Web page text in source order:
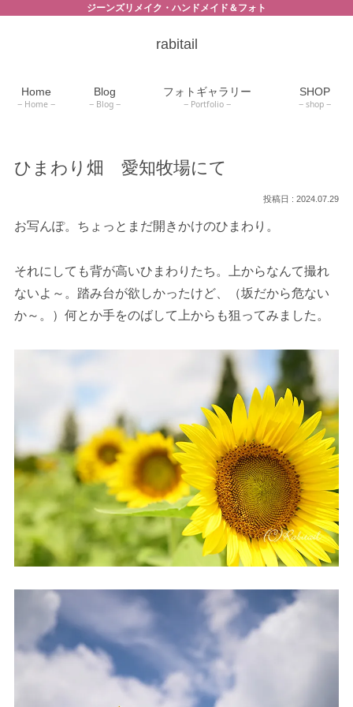
ジーンズリメイク・ハンドメイド＆フォト
rabitail
Home
Home
Blog
Blog
フォトギャラリー
Portfolio
SHOP
shop
ひまわり畑 愛知牧場にて
2024.07.29
お写んぽ。ちょっとまだ開きかけのひまわり。
それにしても背が高いひまわりたち。上からなんて撮れ
ないよ～。踏み台が欲しかったけど、（坂だから危ない
か～。）何とか手をのばして上からも狙ってみました。